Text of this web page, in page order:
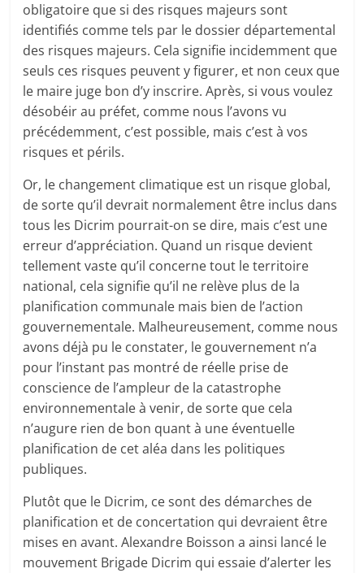
obligatoire que si des risques majeurs sont
identifiés comme tels par le dossier départemental
des risques majeurs. Cela signifie incidemment que
seuls ces risques peuvent y figurer, et non ceux que
le maire juge bon d’y inscrire. Après, si vous voulez
désobéir au préfet, comme nous l’avons vu
précédemment, c’est possible, mais c’est à vos
risques et périls.
Or, le changement climatique est un risque global,
de sorte qu’il devrait normalement être inclus dans
tous les Dicrim pourrait-on se dire, mais c’est une
erreur d’appréciation. Quand un risque devient
tellement vaste qu’il concerne tout le territoire
national, cela signifie qu’il ne relève plus de la
planification communale mais bien de l’action
gouvernementale. Malheureusement, comme nous
avons déjà pu le constater, le gouvernement n’a
pour l’instant pas montré de réelle prise de
conscience de l’ampleur de la catastrophe
environnementale à venir, de sorte que cela
n’augure rien de bon quant à une éventuelle
planification de cet aléa dans les politiques
publiques.
Plutôt que le Dicrim, ce sont des démarches de
planification et de concertation qui devraient être
mises en avant. Alexandre Boisson a ainsi lancé le
mouvement Brigade Dicrim qui essaie d’alerter les